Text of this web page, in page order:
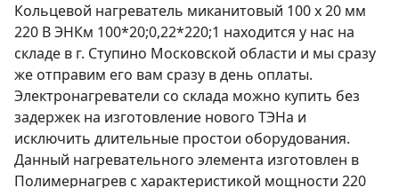
Кольцевой нагреватель миканитовый 100 х 20 мм
220 В ЭНКм 100*20;0,22*220;1 находится у нас на
складе в г. Ступино Московской области и мы сразу
же отправим его вам сразу в день оплаты.
Электронагреватели со склада можно купить без
задержек на изготовление нового ТЭНа и
исключить длительные простои оборудования.
Данный нагревательного элемента изготовлен в
Полимернагрев с характеристикой мощности 220